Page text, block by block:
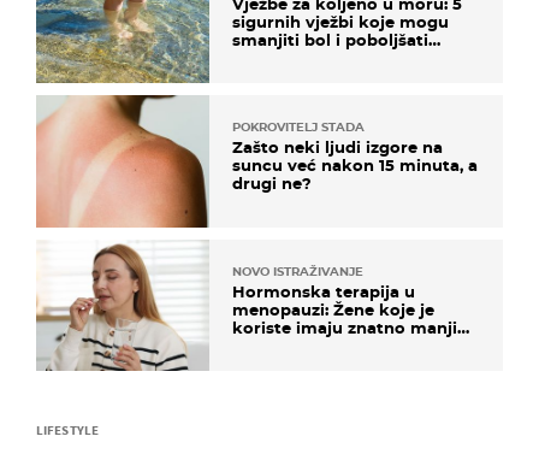
sigurnih vježbi koje mogu
smanjiti bol i poboljšati
POKROVITELJ STADA
Zašto neki ljudi izgore na
suncu već nakon 15 minuta, a
drugi ne?
NOVO ISTRAŽIVANJE
Hormonska terapija u
menopauzi: Žene koje je
koriste imaju znatno manji
LIFESTYLE